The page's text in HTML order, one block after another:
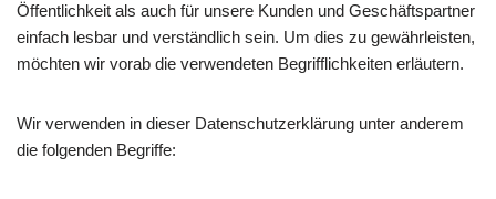
Öffentlichkeit als auch für unsere Kunden und Geschäftspartner
einfach lesbar und verständlich sein. Um dies zu gewährleisten,
möchten wir vorab die verwendeten Begrifflichkeiten erläutern.
Wir verwenden in dieser Datenschutzerklärung unter anderem
die folgenden Begriffe: